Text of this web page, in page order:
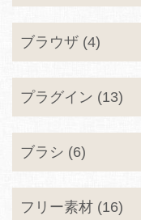
ブラウザ (4)
プラグイン (13)
ブラシ (6)
フリー素材 (16)